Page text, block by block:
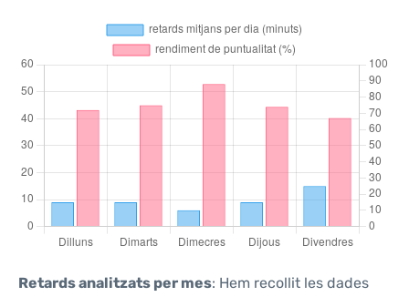
Retards analitzats per mes: Hem recollit les dades